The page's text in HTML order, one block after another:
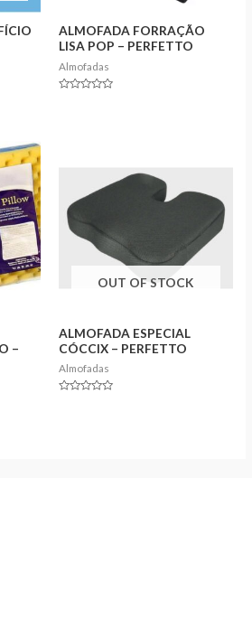
ALMOFADA FORRAÇÃO
LISA POP – PERFETTO
Almofadas
–
OUT OF STOCK
ALMOFADA ESPECIAL
CÓCCIX – PERFETTO
Almofadas